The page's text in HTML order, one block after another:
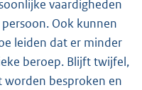
vaardigheden
Ook kunnen
leiden dat er minder
beroep. Blijft twijfel,
besproken en